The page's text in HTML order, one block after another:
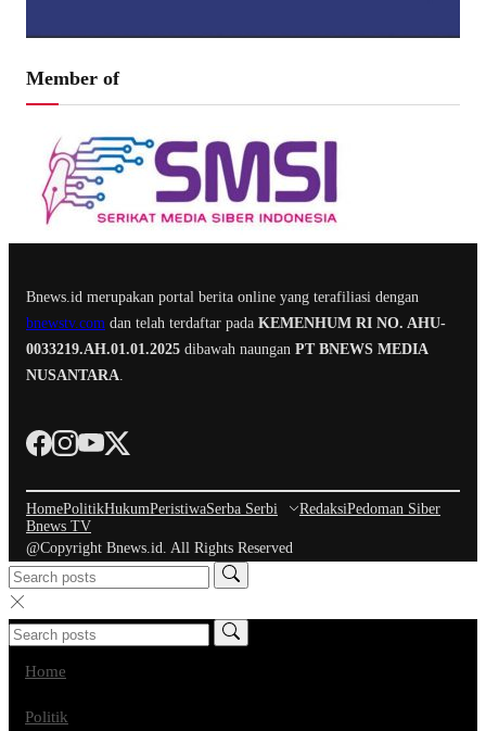
Member of
Bnews.id merupakan portal berita online yang terafiliasi dengan
bnewstv.com dan telah terdaftar pada KEMENHUM RI NO. AHU-
0033219.AH.01.01.2025 dibawah naungan PT BNEWS MEDIA
NUSANTARA
HomePolitikHukumPeristiwaSerba Serbi RedaksiPedoman Siber
Bnews TV
@Copyright Bnews.id. All Rights Reserved
Home
Politik